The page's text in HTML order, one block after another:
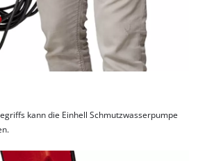
kann die Einhell Schmutzwasserpumpe